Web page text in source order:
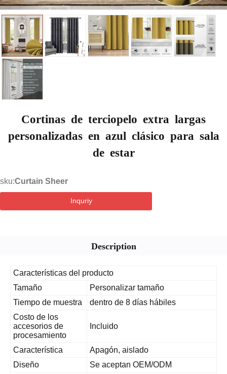
Cortinas de terciopelo extra largas
personalizadas en azul clásico para sala
de estar
sku:Curtain Sheer
Inquriy
Description
Características del producto
Tamaño
Personalizar tamaño
Tiempo de muestra
dentro de 8 días hábiles
Costo de los
accesorios de
procesamiento
Incluido
Característica
Apagón, aislado
Diseño
Se aceptan OEM/ODM